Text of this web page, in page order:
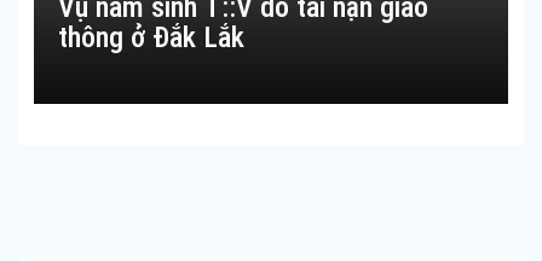
Vụ nam sinh T::V do tai nạn giao
thông ở Đắk Lắk